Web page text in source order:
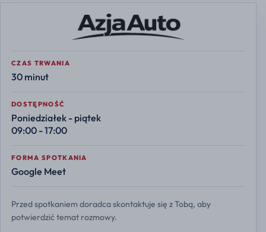
CZAS TRWANIA
30 minut
DOSTĘPNOŚĆ
Poniedziałek - piątek
09:00 - 17:00
FORMA SPOTKANIA
Google Meet
Przed spotkaniem doradca skontaktuje się z Tobą, aby
potwierdzić temat rozmowy.